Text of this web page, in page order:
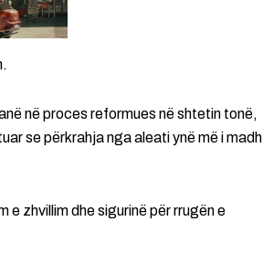
në proces reformues në shtetin tonë,
se përkrahja nga aleati ynë më i madh
zhvillim dhe sigurinë për rrugën e